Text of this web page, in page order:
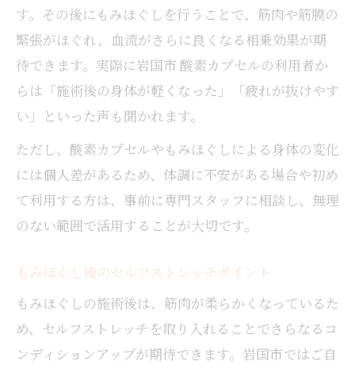
す。その後にもみほぐしを行うことで、筋肉や筋膜の
緊張がほぐれ、血流がさらに良くなる相乗効果が期
待できます。実際に岩国市 酸素カプセルの利用者か
らは「施術後の身体が軽くなった」「疲れが抜けやす
い」といった声も聞かれます。
ただし、酸素カプセルやもみほぐしによる身体の変化
には個人差があるため、体調に不安がある場合や初め
て利用する方は、事前に専門スタッフに相談し、無理
のない範囲で活用することが大切です。
もみほぐし後のセルフストレッチポイント
もみほぐしの施術後は、筋肉が柔らかくなっているた
め、セルフストレッチを取り入れることでさらなるコ
ンディションアップが期待できます。岩国市ではご自